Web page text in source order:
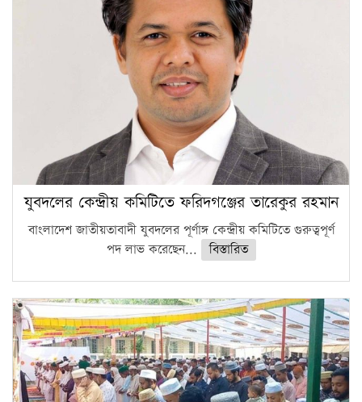
যুবদলের কেন্দ্রীয় কমিটিতে ফরিদগঞ্জের তারেকুর রহমান
বাংলাদেশ জাতীয়তাবাদী যুবদলের পূর্ণাঙ্গ কেন্দ্রীয় কমিটিতে গুরুত্বপূর্ণ
পদ লাভ করেছেন...
বিস্তারিত